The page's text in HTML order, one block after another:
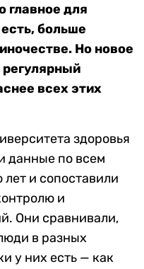
главное для
больше
Но новое
всех этих
здоровья
данные по всем
и сопоставили
и
Они сравнивали,
в разных
у них есть — как